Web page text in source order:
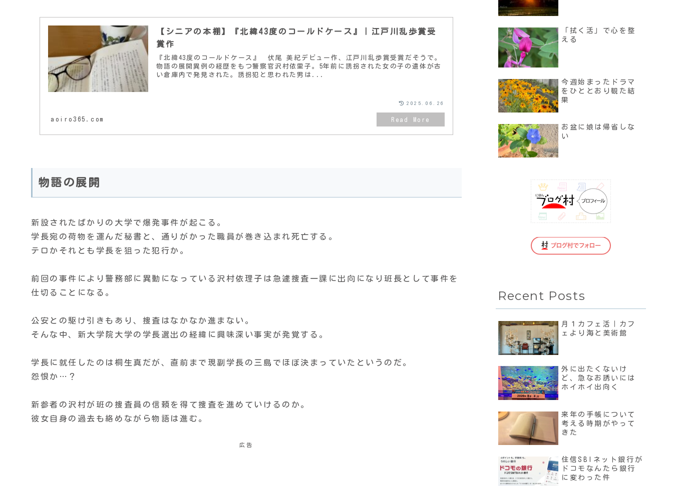
【シニアの本棚】『北緯43度のコールドケース』｜江戸川乱歩賞受
賞作
『北緯43度のコールドケース』 伏尾 美紀デビュー作、江戸川乱歩賞受賞だそうで。
物語の展開異例の経歴をもつ警察官沢村依里子。5年前に誘拐された女の子の遺体が古
い倉庫内で発見された。誘拐犯と思われた男は...
aoiro365.com
2025.06.26
物語の展開
新設されたばかりの大学で爆発事件が起こる。
学長宛の荷物を運んだ秘書と、通りがかった職員が巻き込まれ死亡する。
テロかそれとも学長を狙った犯行か。
前回の事件により警務部に異動になっている沢村依理子は急遽捜査一課に出向になり班長として事件を
仕切ることになる。
公安との駆け引きもあり、捜査はなかなか進まない。
そんな中、新大学院大学の学長選出の経緯に興味深い事実が発覚する。
学長に就任したのは桐生真だが、直前まで現副学長の三島でほぼ決まっていたというのだ。
怨恨か…？
新参者の沢村が班の捜査員の信頼を得て捜査を進めていけるのか。
彼女自身の過去も絡めながら物語は進む。
広告
「拭く活」で心を整
える
今週始まったドラマ
をひととおり観た結
果
お盆に娘は帰省しな
い
Recent Posts
月１カフェ活｜カフ
ェより海と美術館
外に出たくないけ
ど、急なお誘いには
ホイホイ出向く
来年の手帳について
考える時期がやって
きた
住信SBIネット銀行が
ドコモなんたら銀行
に変わった件